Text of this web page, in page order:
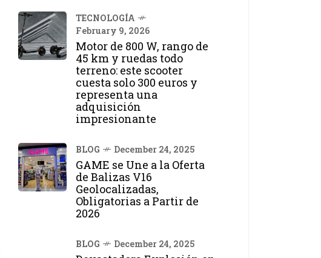
TECNOLOGÍA
February 9, 2026
Motor de 800 W, rango de
45 km y ruedas todo
terreno: este scooter
cuesta solo 300 euros y
representa una
adquisición
impresionante
BLOG December 24, 2025
GAME se Une a la Oferta
de Balizas V16
Geolocalizadas,
Obligatorias a Partir de
2026
BLOG December 24, 2025